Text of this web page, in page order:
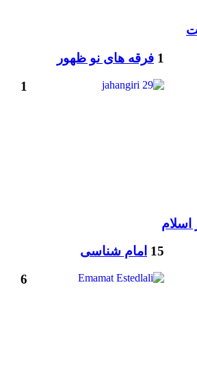
1 فرقه های نو ظهور
1
15 امام شناسی
6